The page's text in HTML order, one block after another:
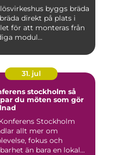
byggs bräda
direkt på plats i
för att monteras från
modul...
31. jul
stockholm så
du möten som gör
Stockholm
allt mer om
fokus och
än bara en lokal